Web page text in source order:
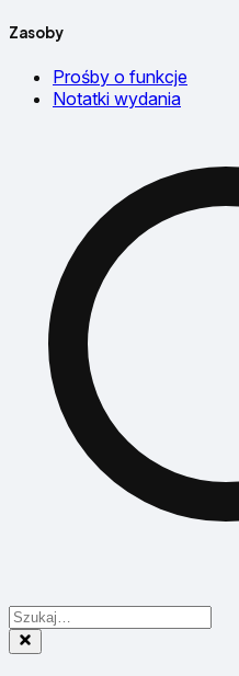
Zasoby
Prośby o funkcje
Notatki wydania